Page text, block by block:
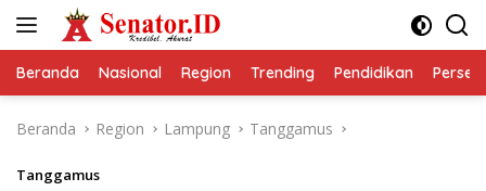
Beranda Nasional Region Trending Pendidikan
Beranda Region Lampung Tanggamus
Tanggamus